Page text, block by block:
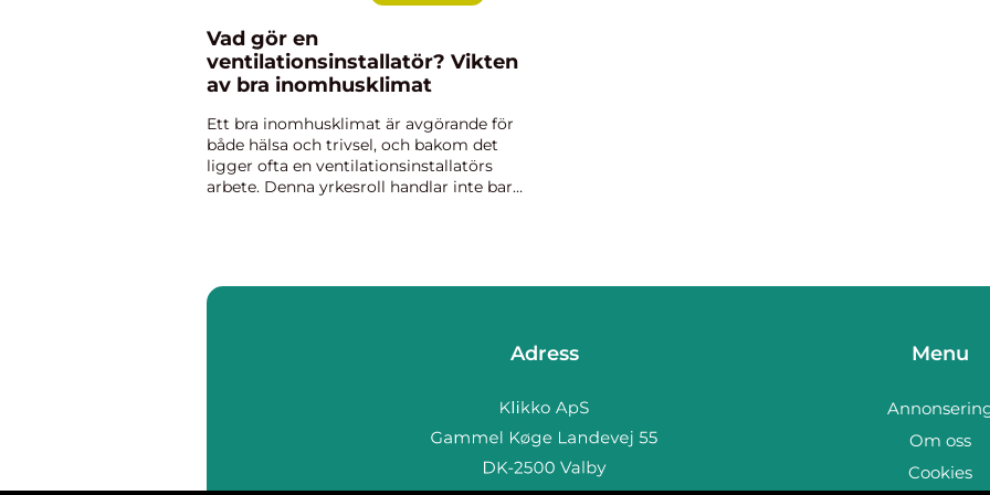
Vad gör en
ventilationsinstallatör? Vikten
av bra inomhusklimat
Ett bra inomhusklimat är avgörande för
både hälsa och trivsel, och bakom det
ligger ofta en ventilationsinstallatörs
arbete. Denna yrkesroll handlar inte bara
Adress Menu
Om oss
Cookies